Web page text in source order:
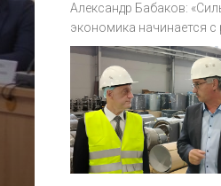
Александр Бабаков:
экономика начинается с